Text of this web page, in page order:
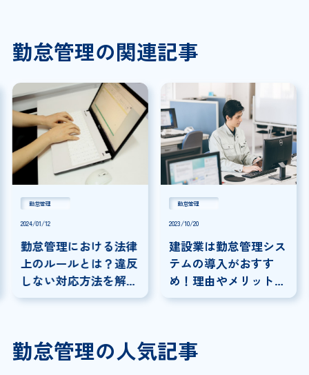
勤怠管理の関連記事
勤怠管理
2024/01/12
勤怠管理における法律
上のルールとは？違反
しない対応方法を解
説！
勤怠管理
2023/10/20
建設業は勤怠管理シス
テムの導入がおすす
め！理由やメリット、
選び方を解説
勤怠管理の人気記事